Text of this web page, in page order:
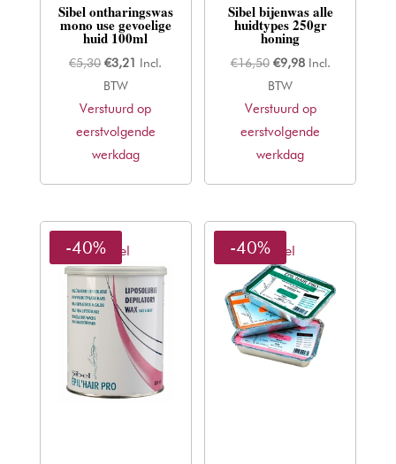
Sibel ontharingswas
mono use gevoelige
huid 100ml
€5,30 Oorspronkelijke
prijs
was:
€5,30.
€3,21 Huidige
is:
€3,21.
Incl.
BTW
Verstuurd op
eerstvolgende
werkdag
Sibel bijenwas alle
huidtypes 250gr
honing
€16,50 Oorspronkelijke
prijs
was:
€16,50.
€9,98Huidige
is:
€9,98.
Incl.
BTW
Verstuurd op
eerstvolgende
werkdag
Sibel
-40% Sibel
-40%